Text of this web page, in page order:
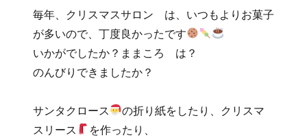
毎年、クリスマスサロン は、いつもよりお菓子
が多いので、丁度良かったです
いかがでしたか？ままころ は？
のんびりできましたか？
サンタクロース
の折り紙をしたり、クリスマ
スリース
を作ったり、